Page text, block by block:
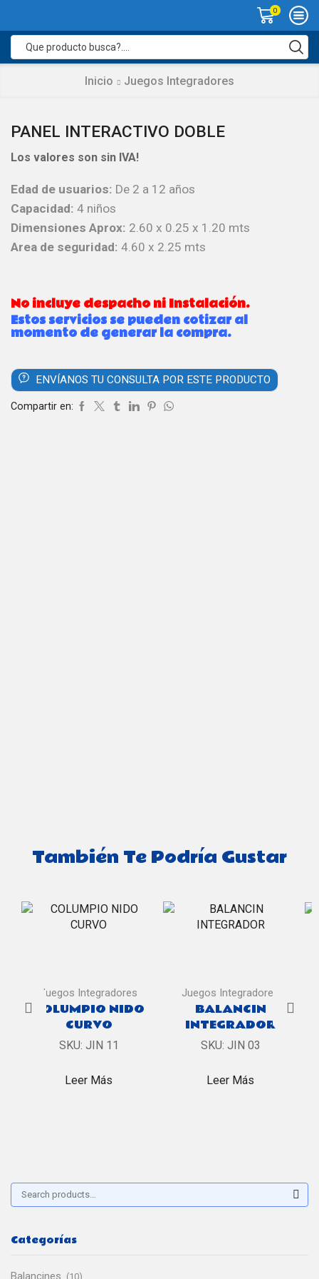
0
input
Inicio Juegos Integradores
PANEL INTERACTIVO DOBLE
Los valores son sin IVA!
Edad de usuarios: De 2 a 12 años
Capacidad: 4 niños
Dimensiones Aprox: 2.60 x 0.25 x 1.20 mts
Area de seguridad: 4.60 x 2.25 mts
No incluye despacho ni Instalación.
Estos servicios se pueden cotizar al
momento de generar la compra.
ENVÍANOS TU CONSULTA POR ESTE PRODUCTO
Compartir en:
También Te Podría Gustar
Juegos Integradores
COLUMPIO NIDO
CURVO
SKU: JIN 11
Leer Más
Juegos Integradores
BALANCIN
INTEGRADOR
SKU: JIN 03
Leer Más
Buscar:
Categorías
Balancines (10)